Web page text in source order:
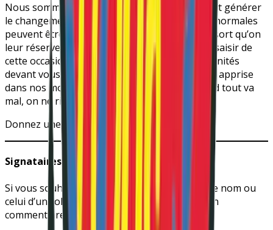
Nous sommes conscient·e·s de la peur que peut générer
le changement – les personnes vues comme anormales
peuvent être aussi saisies de panique face au sort qu’on
leur réserve – mais nous choisissons de nous saisir de
cette occasion pour vous rappeler les opportunités
devant vous. S’il y a une chose que nous avons apprise
dans nos moments de douleur, c’est que quand tout va
mal, on ne risque rien à changer.
Donnez une chance à la démocratie en santé.
Signataires
Si vous souhaitez co-signer la tribune en votre nom ou
celui d’un collectif, merci de vous manifester en
commentaire.